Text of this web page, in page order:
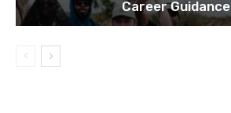
Career Guidance